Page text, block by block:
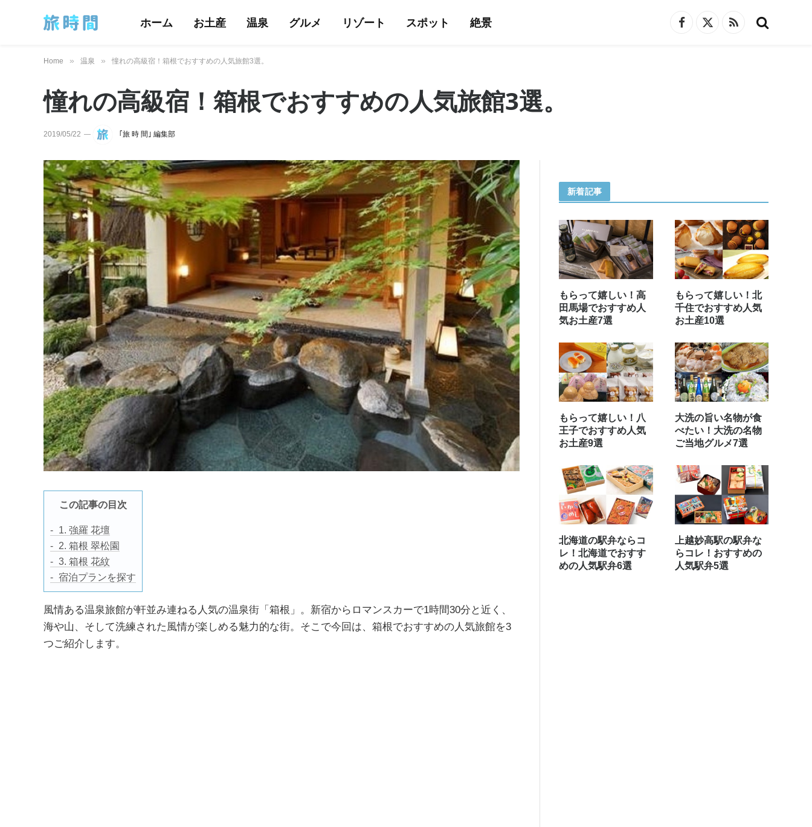
ホーム お土産 温泉 グルメ リゾート スポット 絶景 Facebook
X
RSS
Home » 温泉 » 憧れの高級宿！箱根でおすすめの人気旅館3選。
憧れの高級宿！箱根でおすすめの人気旅館3選。
2019/05/22 ｢旅 時 間｣ 編集部
この記事の目次
1. 強羅 花壇
2. 箱根 翠松園
3. 箱根 花紋
宿泊プランを探す
風情ある温泉旅館が軒並み連ねる人気の温泉街「箱根」。新宿からロマンスカーで1時間30分と近く、
海や山、そして洗練された風情が楽しめる魅力的な街。そこで今回は、箱根でおすすめの人気旅館を3
つご紹介します。
新着記事
もらって嬉しい！高
田馬場でおすすめ人
気お土産7選
もらって嬉しい！北
千住でおすすめ人気
お土産10選
もらって嬉しい！八
王子でおすすめ人気
お土産9選
大洗の旨い名物が食
べたい！大洗の名物
ご当地グルメ7選
北海道の駅弁ならコ
レ！北海道でおすす
めの人気駅弁6選
上越妙高駅の駅弁な
らコレ！おすすめの
人気駅弁5選